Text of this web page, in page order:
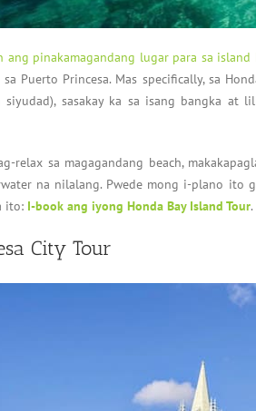
ang pinakamagandang lugar para sa island
Puerto Princesa. Mas specifically, sa
sasakay ka sa isang bangka at
relax sa magagandang beach,
na nilalang. Pwede mong i-plano ito
ito: I-book ang iyong Honda Bay Island Tour.
City Tour